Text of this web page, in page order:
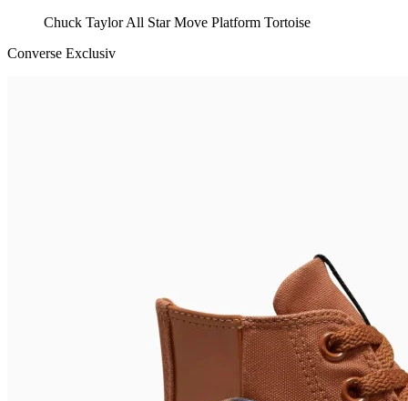
Chuck Taylor All Star Move Platform Tortoise
Converse Exclusiv